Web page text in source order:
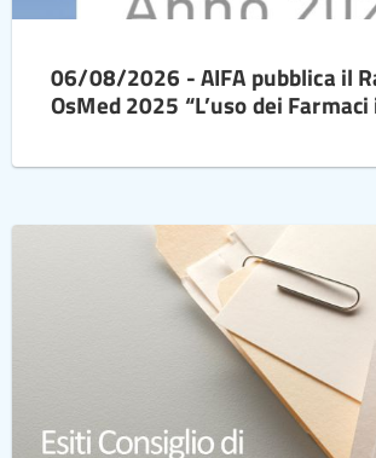
06/08/2026 - AIFA pubblica il
OsMed 2025 “L’uso dei